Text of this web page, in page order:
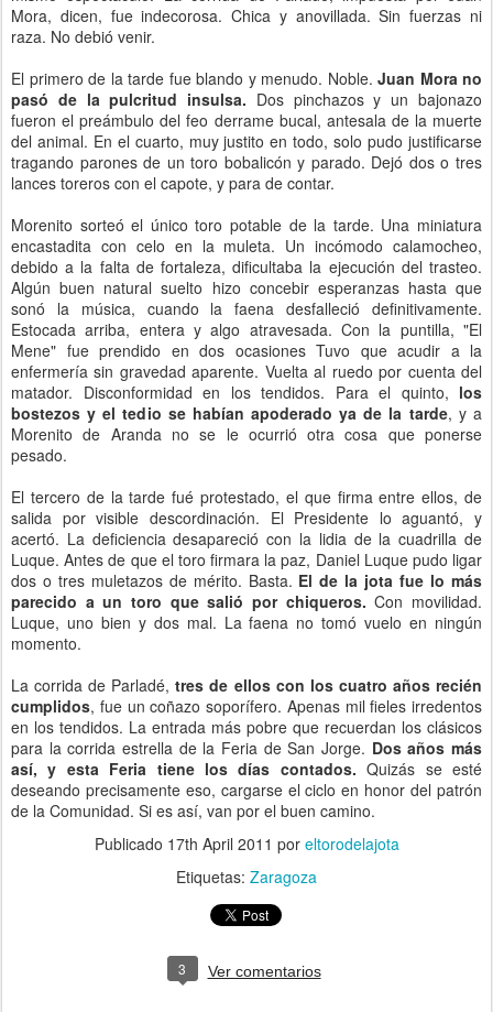
Mora, dicen, fue indecorosa. Chica y anovillada. Sin fuerzas ni
raza. No debió venir.
El primero de la tarde fue blando y menudo. Noble. Juan Mora no
pasó de la pulcritud insulsa. Dos pinchazos y un bajonazo
fueron el preámbulo del feo derrame bucal, antesala de la muerte
del animal. En el cuarto, muy justito en todo, solo pudo justificarse
tragando parones de un toro bobalicón y parado. Dejó dos o tres
lances toreros con el capote, y para de contar.
Morenito sorteó el único toro potable de la tarde. Una miniatura
encastadita con celo en la muleta. Un incómodo calamocheo,
debido a la falta de fortaleza, dificultaba la ejecución del trasteo.
Algún buen natural suelto hizo concebir esperanzas hasta que
sonó la música, cuando la faena desfalleció definitivamente.
Estocada arriba, entera y algo atravesada. Con la puntilla, "El
Mene" fue prendido en dos ocasiones Tuvo que acudir a la
enfermería sin gravedad aparente. Vuelta al ruedo por cuenta del
matador. Disconformidad en los tendidos. Para el quinto, los
bostezos y el tedio se habían apoderado ya de la tarde, y a
Morenito de Aranda no se le ocurrió otra cosa que ponerse
pesado.
El tercero de la tarde fué protestado, el que firma entre ellos, de
salida por visible descordinación. El Presidente lo aguantó, y
acertó. La deficiencia desapareció con la lidia de la cuadrilla de
Luque. Antes de que el toro firmara la paz, Daniel Luque pudo ligar
dos o tres muletazos de mérito. Basta. El de la jota fue lo más
parecido a un toro que salió por chiqueros. Con movilidad.
Luque, uno bien y dos mal. La faena no tomó vuelo en ningún
momento.
La corrida de Parladé,tres de ellos con los cuatro años recién
cumplidos, fue un coñazo soporífero. Apenas mil fieles irredentos
en los tendidos. La entrada más pobre que recuerdan los clásicos
para la corrida estrella de la Feria de San Jorge. Dos años más
así, y esta Feria tiene los días contados. Quizás se esté
deseando precisamente eso, cargarse el ciclo en honor del patrón
de la Comunidad. Si es así, van por el buen camino.
Publicado 17th April 2011 por eltorodelajota
Etiquetas: Zaragoza
3 Ver comentarios